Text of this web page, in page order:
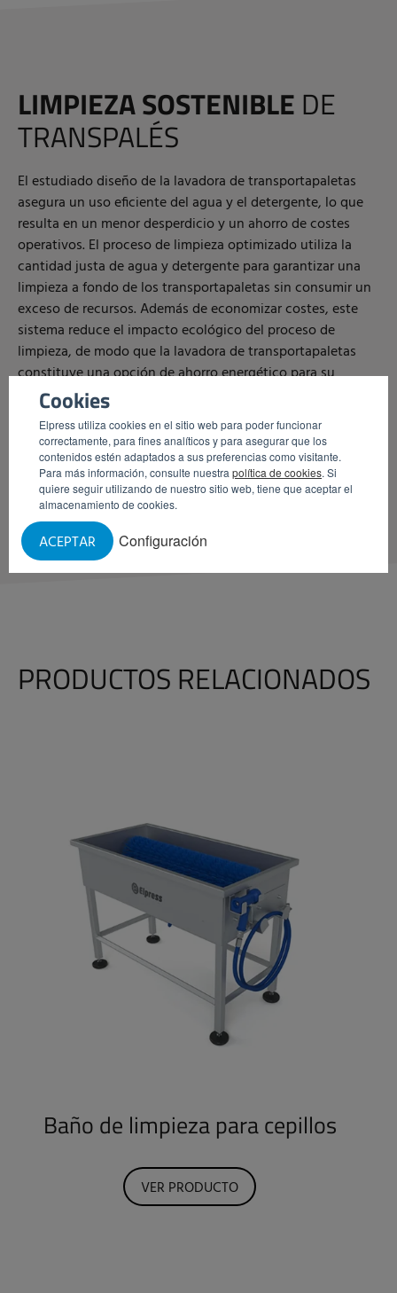
Cookies
Elpress utiliza cookies en el sitio web para poder funcionar
correctamente, para fines analíticos y para asegurar que los
contenidos estén adaptados a sus preferencias como visitante.
Para más información, consulte nuestra política de cookies. Si
quiere seguir utilizando de nuestro sitio web, tiene que aceptar el
almacenamiento de cookies.
Configuración
ACEPTAR
LIMPIEZA SOSTENIBLE DE
TRANSPALÉS
El estudiado diseño de la lavadora de transportapaletas
asegura un uso eficiente del agua y el detergente, lo que
resulta en un menor desperdicio y un ahorro de costes
operativos. El proceso de limpieza optimizado utiliza la
cantidad justa de agua y detergente para garantizar una
limpieza a fondo de los transportapaletas sin consumir un
exceso de recursos. Además de economizar costes, este
sistema reduce el impacto ecológico del proceso de
limpieza, de modo que la lavadora de transportapaletas
constituye una opción de ahorro energético para su
empresa.
SOLICITAR INFORMACIÓN
PRODUCTOS RELACIONADOS
Baño de limpieza para cepillos
VER PRODUCTO